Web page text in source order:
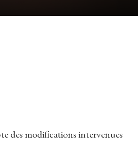
des modifications intervenues